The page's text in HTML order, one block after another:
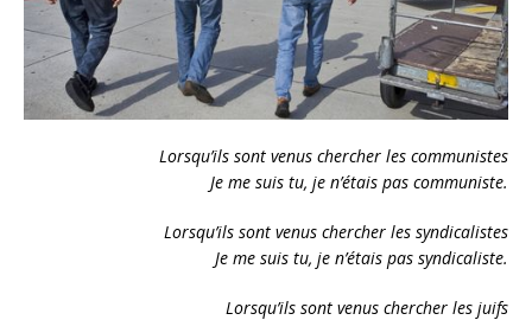
Lorsqu’ils sont venus chercher les communistes
Je me suis tu, je n’étais pas communiste.
Lorsqu’ils sont venus chercher les syndicalistes
Je me suis tu, je n’étais pas syndicaliste.
Lorsqu’ils sont venus chercher les juifs